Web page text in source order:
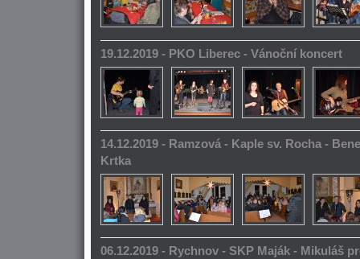
19.12.2019 - PKO Liberec - Vánoční koncert
14.12.2019 - Ramzová - Kaple sv. Rocha -
Krtka
06.12.2019 - Rychnov - SKP Maják - Mikuláš